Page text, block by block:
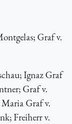
Graf v.
Ignaz Graf
Graf v.
Graf v.
Freiherr v.